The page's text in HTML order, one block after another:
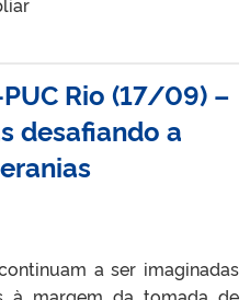
Rio (17/09) –
desafiando a
a ser imaginadas